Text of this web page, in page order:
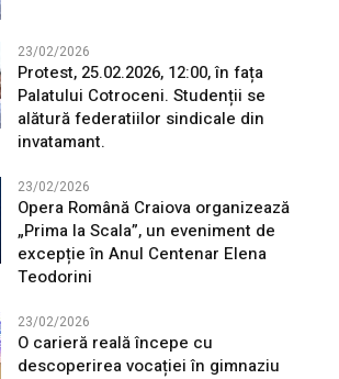
23/02/2026
Protest, 25.02.2026, 12:00, în fața
Palatului Cotroceni. Studenții se
alătură federatiilor sindicale din
invatamant.
23/02/2026
Opera Română Craiova organizează
„Prima la Scala”, un eveniment de
excepție în Anul Centenar Elena
Teodorini
23/02/2026
O carieră reală începe cu
descoperirea vocației în gimnaziu